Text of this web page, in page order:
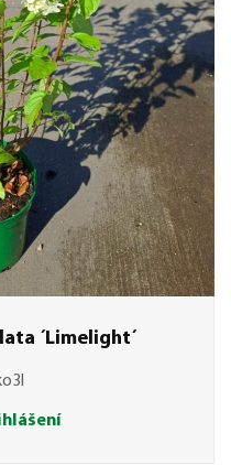
´Limelight´